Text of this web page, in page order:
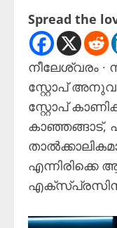
Spread the
നീലേശ്വരം
സ്റ്റോപ്
സ്റ്റോപ്
കാഞ്ഞങ്ങാട്,
എന്നിരിക്കെ
എക്സ്പ്രസിനു